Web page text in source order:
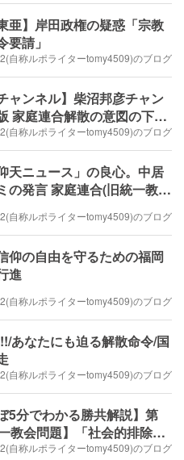
亜】岸田政権の疑惑「宗教
要請」
自称ルポライターtomy4509)のブログ
ャンネル】柴沼邦彦チャン
家庭連合解散の意図の下に
社であるとの空気（妖怪）
成した左翼弁護士（全国弁
自称ルポライターtomy4509)のブログ
天ニュース」の良心。中居
の発言 家庭連合(旧統一教
自称ルポライターtomy4509)のブログ
仰の自由を守るための福岡
進
自称ルポライターtomy4509)のブログ
あなたにも迫る解散命令/国
自称ルポライターtomy4509)のブログ
5分でわかる勝共解説】第
教会問題】「社会的排除」
会的包摂」を
自称ルポライターtomy4509)のブログ